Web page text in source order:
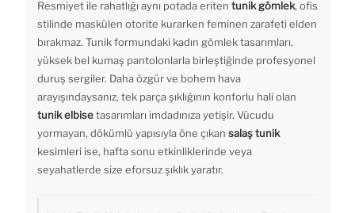
Resmiyet ile rahatlığı aynı potada eriten tunik gömlek, ofis
stilinde maskülen otorite kurarken feminen zarafeti elden
bırakmaz. Tunik formundaki kadın gömlek tasarımları,
yüksek bel kumaş pantolonlarla birleştiğinde profesyonel
duruş sergiler. Daha özgür ve bohem hava
arayışındaysanız, tek parça şıklığının konforlu hali olan
tunik elbisetasarımları imdadınıza yetişir. Vücudu
yormayan, dökümlü yapısıyla öne çıkan salaş tunik
kesimleri ise, hafta sonu etkinliklerinde veya
seyahatlerde size eforsuz şıklık yaratır.